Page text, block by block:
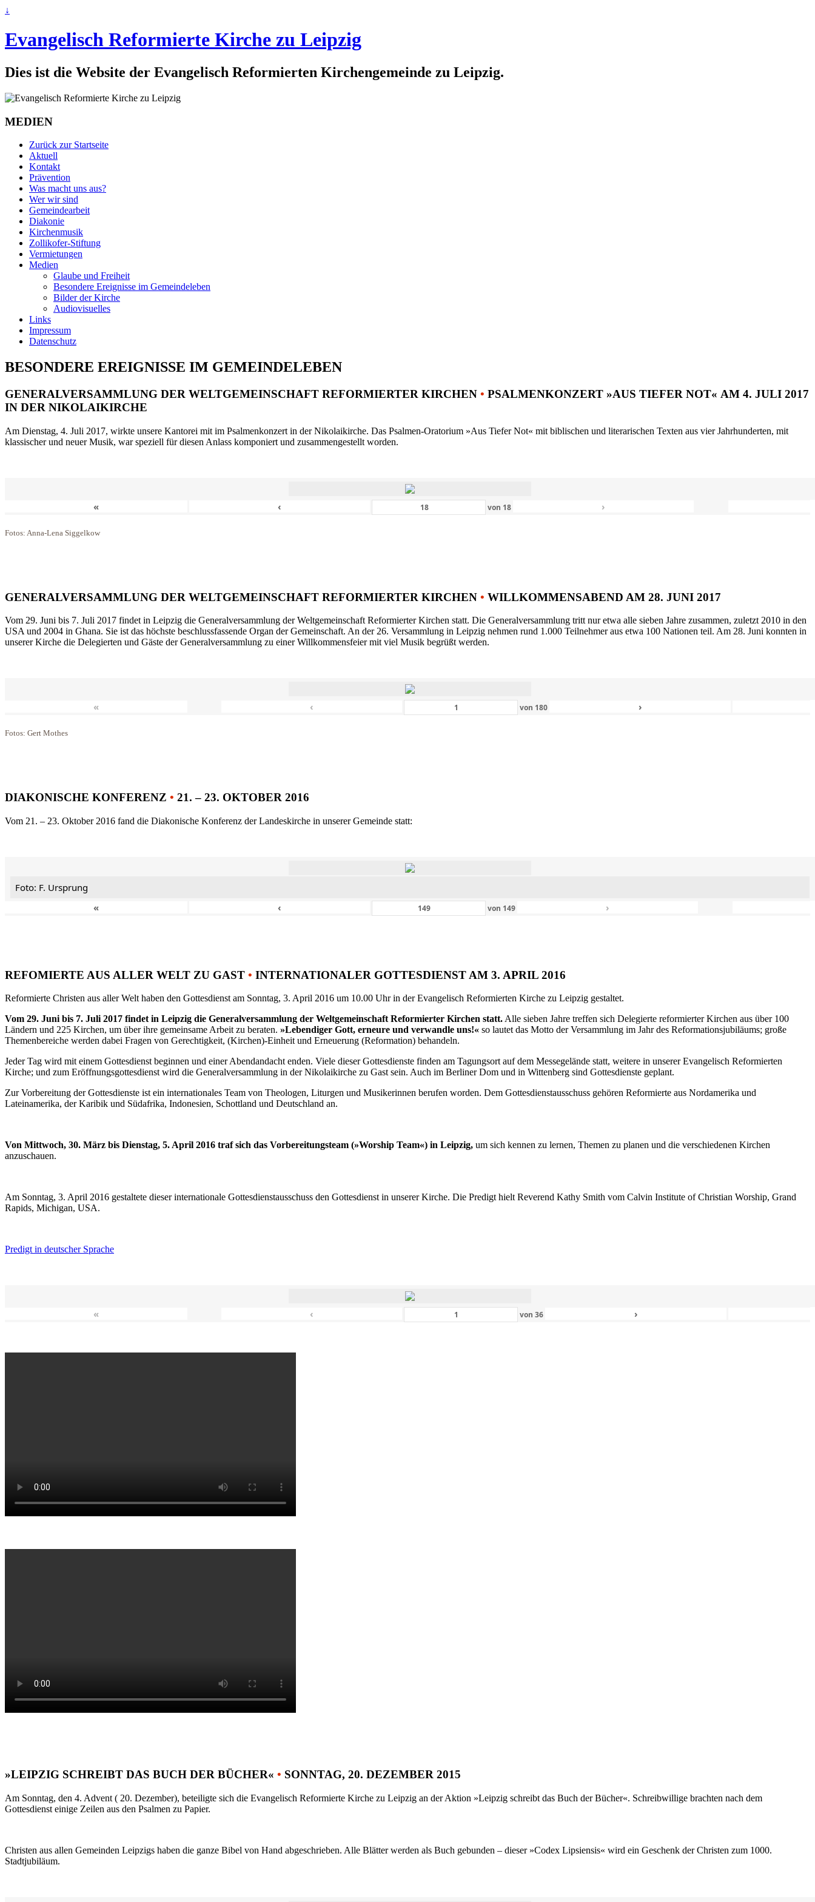
↓
Evangelisch Reformierte Kirche zu Leipzig
Dies ist die Website der Evangelisch Reformierten Kirchengemeinde zu Leipzig.
MEDIEN
Zurück zur Startseite
Aktuell
Kontakt
Prävention
Was macht uns aus?
Wer wir sind
Gemeindearbeit
Diakonie
Kirchenmusik
Zollikofer-Stiftung
Vermietungen
Medien
Glaube und Freiheit
Besondere Ereignisse im Gemeindeleben
Bilder der Kirche
Audiovisuelles
Links
Impressum
Datenschutz
BESONDERE EREIGNISSE IM GEMEINDELEBEN
GENERALVERSAMMLUNG DER WELTGEMEINSCHAFT REFORMIERTER KIRCHEN • PSALMENKONZERT »AUS TIEFER NOT« AM 4. JULI 2017
IN DER NIKOLAIKIRCHE
Am Dienstag, 4. Juli 2017, wirkte unsere Kantorei mit im Psalmenkonzert in der Nikolaikirche. Das Psalmen-Oratorium »Aus Tiefer Not« mit biblischen und literarischen Texten aus vier Jahrhunderten, mit
klassischer und neuer Musik, war speziell für diesen Anlass komponiert und zusammengestellt worden.
« ‹ von 18 ›
Fotos: Anna-Lena Siggelkow
GENERALVERSAMMLUNG DER WELTGEMEINSCHAFT REFORMIERTER KIRCHEN • WILLKOMMENSABEND AM 28. JUNI 2017
Vom 29. Juni bis 7. Juli 2017 findet in Leipzig die Generalversammlung der Weltgemeinschaft Reformierter Kirchen statt. Die Generalversammlung tritt nur etwa alle sieben Jahre zusammen, zuletzt 2010 in den
USA und 2004 in Ghana. Sie ist das höchste beschlussfassende Organ der Gemeinschaft. An der 26. Versammlung in Leipzig nehmen rund 1.000 Teilnehmer aus etwa 100 Nationen teil. Am 28. Juni konnten in
unserer Kirche die Delegierten und Gäste der Generalversammlung zu einer Willkommensfeier mit viel Musik begrüßt werden.
« ‹ von 180 ›
Fotos: Gert Mothes
DIAKONISCHE KONFERENZ • 21. – 23. OKTOBER 2016
Vom 21. – 23. Oktober 2016 fand die Diakonische Konferenz der Landeskirche in unserer Gemeinde statt:
Foto: F. Ursprung
«
‹ von 149 ›
REFOMIERTE AUS ALLER WELT ZU GAST • INTERNATIONALER GOTTESDIENST AM 3. APRIL 2016
Reformierte Christen aus aller Welt haben den Gottesdienst am Sonntag, 3. April 2016 um 10.00 Uhr in der Evangelisch Reformierten Kirche zu Leipzig gestaltet.
Vom 29. Juni bis 7. Juli 2017 findet in Leipzig die Generalversammlung der Weltgemeinschaft Reformierter Kirchen statt.Alle sieben Jahre treffen sich Delegierte reformierter Kirchen aus über 100
Ländern und 225 Kirchen, um über ihre gemeinsame Arbeit zu beraten. »Lebendiger Gott, erneure und verwandle uns!« so lautet das Motto der Versammlung im Jahr des Reformationsjubiläums; große
Themenbereiche werden dabei Fragen von Gerechtigkeit, (Kirchen)-Einheit und Erneuerung (Reformation) behandeln.
Jeder Tag wird mit einem Gottesdienst beginnen und einer Abendandacht enden. Viele dieser Gottesdienste finden am Tagungsort auf dem Messegelände statt, weitere in unserer Evangelisch Reformierten
Kirche; und zum Eröffnungsgottesdienst wird die Generalversammlung in der Nikolaikirche zu Gast sein. Auch im Berliner Dom und in Wittenberg sind Gottesdienste geplant.
Zur Vorbereitung der Gottesdienste ist ein internationales Team von Theologen, Liturgen und Musikerinnen berufen worden. Dem Gottesdienstausschuss gehören Reformierte aus Nordamerika und
Lateinamerika, der Karibik und Südafrika, Indonesien, Schottland und Deutschland an.
Von Mittwoch, 30. März bis Dienstag, 5. April 2016 traf sich das Vorbereitungsteam (»Worship Team«) in Leipzig, um sich kennen zu lernen, Themen zu planen und die verschiedenen Kirchen
anzuschauen.
Am Sonntag, 3. April 2016 gestaltete dieser internationale Gottesdienstausschuss den Gottesdienst in unserer Kirche. Die Predigt hielt Reverend Kathy Smith vom Calvin Institute of Christian Worship, Grand
Rapids, Michigan, USA.
Predigt in deutscher Sprache
« ‹ von36 ›
»LEIPZIG SCHREIBT DAS BUCH DER BÜCHER« • SONNTAG, 20. DEZEMBER 2015
Am Sonntag, den 4. Advent ( 20. Dezember), beteiligte sich die Evangelisch Reformierte Kirche zu Leipzig an der Aktion »Leipzig schreibt das Buch der Bücher«. Schreibwillige brachten nach dem
Gottesdienst einige Zeilen aus den Psalmen zu Papier.
Christen aus allen Gemeinden Leipzigs haben die ganze Bibel von Hand abgeschrieben. Alle Blätter werden als Buch gebunden – dieser »Codex Lipsiensis« wird ein Geschenk der Christen zum 1000.
Stadtjubiläum.